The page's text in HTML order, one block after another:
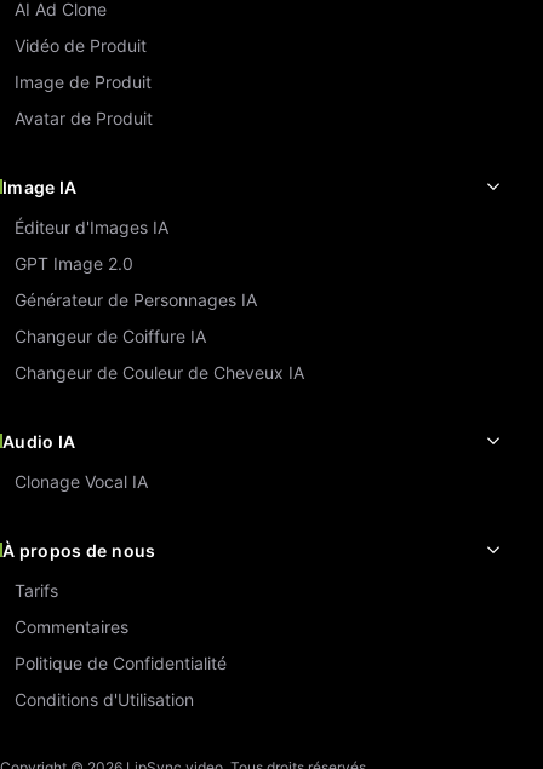
Image IA
Éditeur d'Images IA
GPT Image 2.0
Générateur de Personnages IA
Changeur de Coiffure IA
Changeur de Couleur de Cheveux IA
Audio IA
Clonage Vocal IA
AI Ad Clone
Vidéo de Produit
Image de Produit
Avatar de Produit
À propos de nous
Tarifs
Commentaires
Politique de Confidentialité
Conditions d'Utilisation